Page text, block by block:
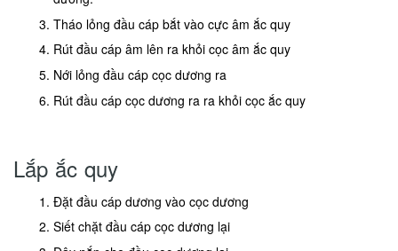
Tháo lỏng đầu cáp bắt vào cực âm ắc quy
Rút đầu cáp âm lên ra khỏi cọc âm ắc quy
Nới lỏng đầu cáp cọc dương ra
Rút đầu cáp cọc dương ra ra khỏi cọc ắc quy
Lắp ắc quy
Đặt đầu cáp dương vào cọc dương
Siết chặt đầu cáp cọc dương lại